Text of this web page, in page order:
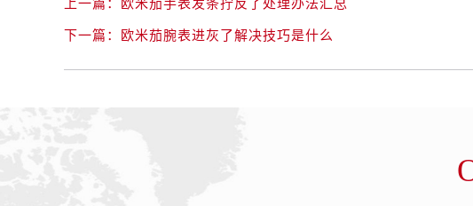
辽宁省辽阳市白塔区新运大街欧米茄售后服务中
辽宁省盘锦市兴隆台区石油大街欧米茄售后服务
北京市东城区东长安街1号王府井东方广场W3座
上一篇： 欧米茄手表发条拧反了处理办法汇总
下一篇： 欧米茄腕表进灰了解决技巧是什么